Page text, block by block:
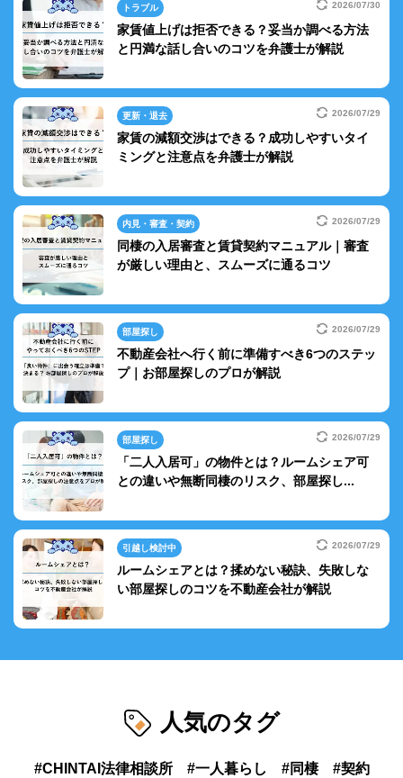
トラブル 2026/07/30
家賃値上げは拒否できる？妥当か調べる方法
と円満な話し合いのコツを弁護士が解説
更新・退去 2026/07/29
家賃の減額交渉はできる？成功しやすいタイ
ミングと注意点を弁護士が解説
内見・審査・契約 2026/07/29
同棲の入居審査と賃貸契約マニュアル｜審査
が厳しい理由と、スムーズに通るコツ
部屋探し 2026/07/29
不動産会社へ行く前に準備すべき6つのステッ
プ｜お部屋探しのプロが解説
部屋探し 2026/07/29
「二人入居可」の物件とは？ルームシェア可
との違いや無断同棲のリスク、部屋探し...
引越し検討中 2026/07/29
ルームシェアとは？揉めない秘訣、失敗しな
い部屋探しのコツを不動産会社が解説
人気のタグ
CHINTAI法律相談所 一人暮らし 同棲 契約